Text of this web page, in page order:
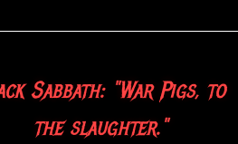
Sabbath: "War Pigs, to
the slaughter."